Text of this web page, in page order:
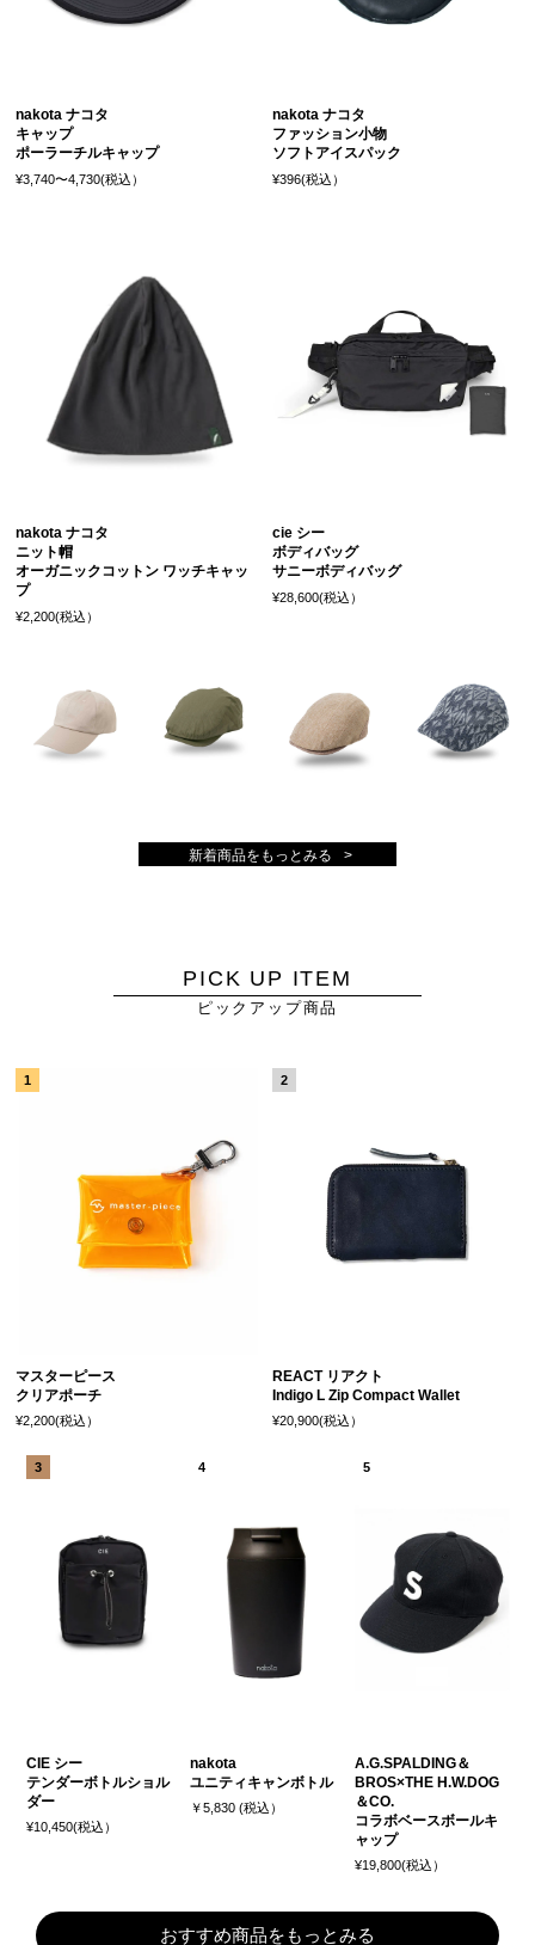
nakota ナコタ
キャップ
ポーラーチルキャップ
¥3,740〜4,730(税込）
nakota ナコタ
ファッション小物
ソフトアイスパック
¥396(税込）
nakota ナコタ
ニット帽
オーガニックコットン ワッチキャッ
プ
¥2,200(税込）
cie シー
ボディバッグ
サニーボディバッグ
¥28,600(税込）
新着商品をもっとみる
PICK UP ITEM
ピックアップ商品
マスターピース
クリアポーチ
¥2,200(税込）
REACT リアクト
Indigo L Zip Compact Wallet
¥20,900(税込）
CIE シー
テンダーボトルショル
ダー
¥10,450(税込）
nakota
ユニティキャンボトル
￥5,830 (税込）
A.G.SPALDING＆
BROS×THE H.W.DOG
＆CO.
コラボベースボールキ
ャップ
¥19,800(税込）
おすすめ商品をもっとみる